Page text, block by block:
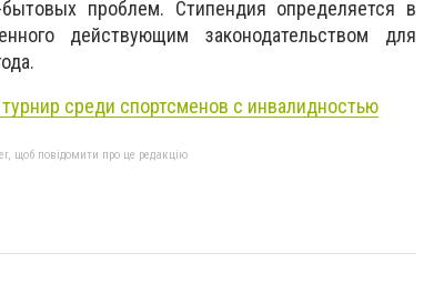
проблем. Стипендия определяется в
действующим законодательством для
среди спортсменов с инвалидностью
щоб повідомити про це редакцію